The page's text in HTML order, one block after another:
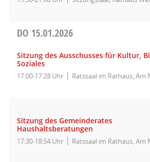
DO 15.01.2026
Sitzung des Ausschusses für Kultur,
Soziales
17:00-17:28 Uhr Ratssaal im Rathaus, Am
Sitzung des Gemeinderates
Haushaltsberatungen
17:30-18:54 Uhr Ratssaal im Rathaus, Am